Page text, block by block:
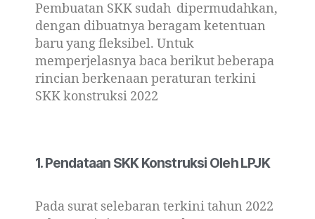
Pembuatan SKK sudah dipermudahkan,
dengan dibuatnya beragam ketentuan
baru yang fleksibel. Untuk
memperjelasnya baca berikut beberapa
rincian berkenaan peraturan terkini
SKK konstruksi 2022
1. Pendataan SKK Konstruksi Oleh LPJK
Pada surat selebaran terkini tahun 2022